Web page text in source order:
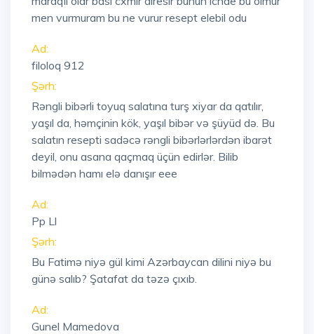
men vurmuram bu ne vurur resept elebil odu
Ad:
filoloq 912
Şərh:
Rəngli bibərli toyuq salatına turş xiyar da qatılır,
yaşıl da, həmçinin kök, yaşıl bibər və şüyüd də. Bu
salatın resepti sadəcə rəngli bibərlərlərdən ibarət
deyil, onu asana qaçmaq üçün edirlər. Bilib
bilmədən hamı elə danışır eee
Ad:
Pp Ll
Şərh:
Bu Fatimə niyə gül kimi Azərbaycan dilini niyə bu
günə salıb? Şatafat da təzə çıxıb.
Ad:
Gunel Mamedova